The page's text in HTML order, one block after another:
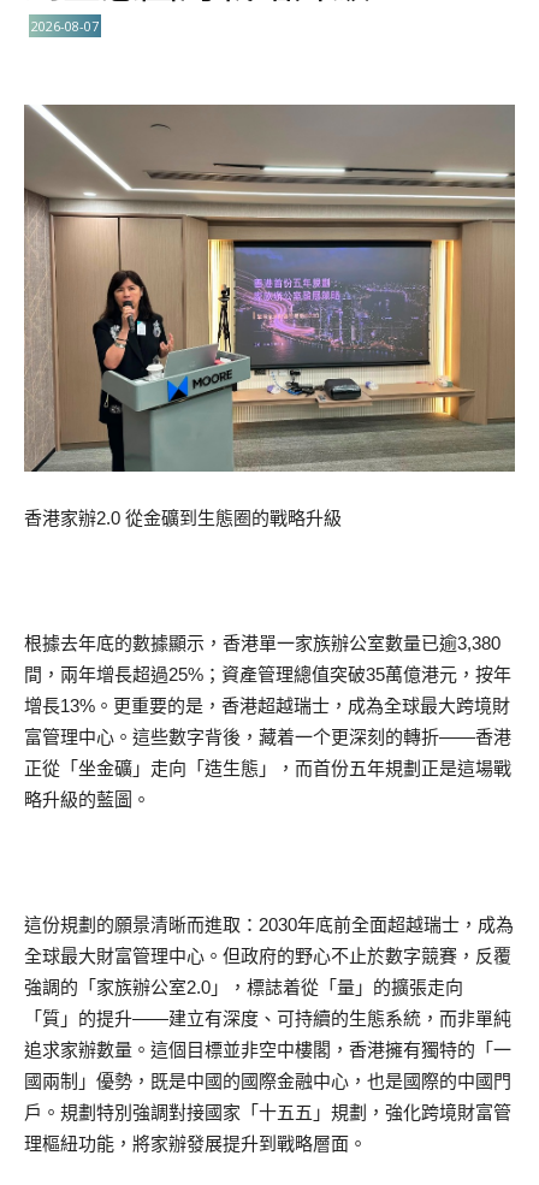
2026-08-07
香港家辦2.0 從金礦到生態圈的戰略升級
根據去年底的數據顯示，香港單一家族辦公室數量已逾3,380
間，兩年增長超過25%；資產管理總值突破35萬億港元，按年
增長13%。更重要的是，香港超越瑞士，成為全球最大跨境財
富管理中心。這些數字背後，藏着一个更深刻的轉折——香港
正從「坐金礦」走向「造生態」，而首份五年規劃正是這場戰
略升級的藍圖。
這份規劃的願景清晰而進取：2030年底前全面超越瑞士，成為
全球最大財富管理中心。但政府的野心不止於數字競賽，反覆
強調的「家族辦公室2.0」，標誌着從「量」的擴張走向
「質」的提升——建立有深度、可持續的生態系統，而非單純
追求家辦數量。這個目標並非空中樓閣，香港擁有獨特的「一
國兩制」優勢，既是中國的國際金融中心，也是國際的中國門
戶。規劃特別強調對接國家「十五五」規劃，強化跨境財富管
理樞紐功能，將家辦發展提升到戰略層面。